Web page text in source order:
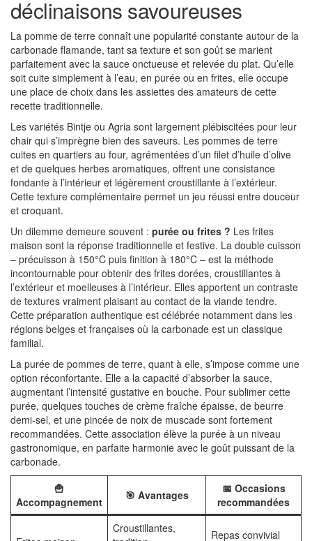
déclinaisons savoureuses
La pomme de terre connaît une popularité constante autour de la
carbonade flamande, tant sa texture et son goût se marient
parfaitement avec la sauce onctueuse et relevée du plat. Qu’elle
soit cuite simplement à l’eau, en purée ou en frites, elle occupe
une place de choix dans les assiettes des amateurs de cette
recette traditionnelle.
Les variétés Bintje ou Agria sont largement plébiscitées pour leur
chair qui s’imprègne bien des saveurs. Les pommes de terre
cuites en quartiers au four, agrémentées d’un filet d’huile d’olive
et de quelques herbes aromatiques, offrent une consistance
fondante à l’intérieur et légèrement croustillante à l’extérieur.
Cette texture complémentaire permet un jeu réussi entre douceur
et croquant.
Un dilemme demeure souvent : purée ou frites ? Les frites
maison sont la réponse traditionnelle et festive. La double cuisson
– précuisson à 150°C puis finition à 180°C – est la méthode
incontournable pour obtenir des frites dorées, croustillantes à
l’extérieur et moelleuses à l’intérieur. Elles apportent un contraste
de textures vraiment plaisant au contact de la viande tendre.
Cette préparation authentique est célébrée notamment dans les
régions belges et françaises où la carbonade est un classique
familial.
La purée de pommes de terre, quant à elle, s’impose comme une
option réconfortante. Elle a la capacité d’absorber la sauce,
augmentant l’intensité gustative en bouche. Pour sublimer cette
purée, quelques touches de crème fraîche épaisse, de beurre
demi-sel, et une pincée de noix de muscade sont fortement
recommandées. Cette association élève la purée à un niveau
gastronomique, en parfaite harmonie avec le goût puissant de la
carbonade.
🍟
Accompagnement
🎯 Avantages
📅 Occasions
recommandées
Croustillantes,
Repas convivial